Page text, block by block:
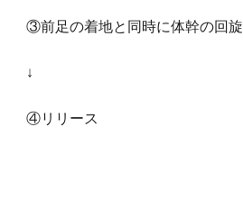
③前足の着地と同時に体幹の回旋
↓
④リリース